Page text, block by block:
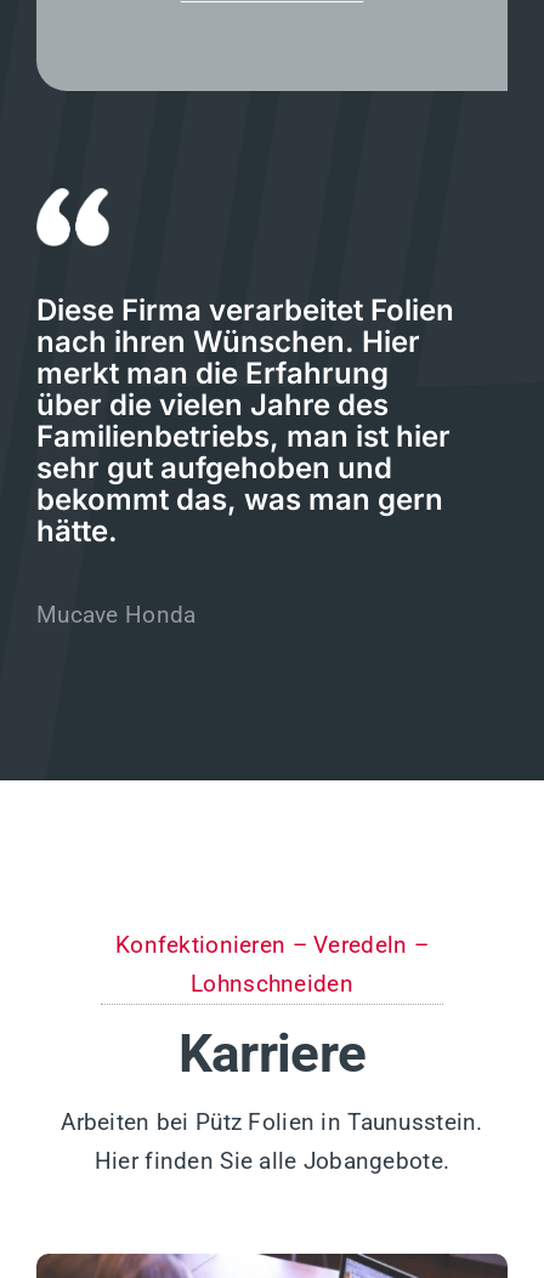
Diese Firma verarbeitet Folien
nach ihren Wünschen. Hier
merkt man die Erfahrung
über die vielen Jahre des
Familienbetriebs, man ist hier
sehr gut aufgehoben und
bekommt das, was man gern
hätte.
Mucave Honda
Konfektionieren – Veredeln –
Lohnschneiden
Karriere
Arbeiten bei Pütz Folien in Taunusstein.
Hier finden Sie alle Jobangebote.